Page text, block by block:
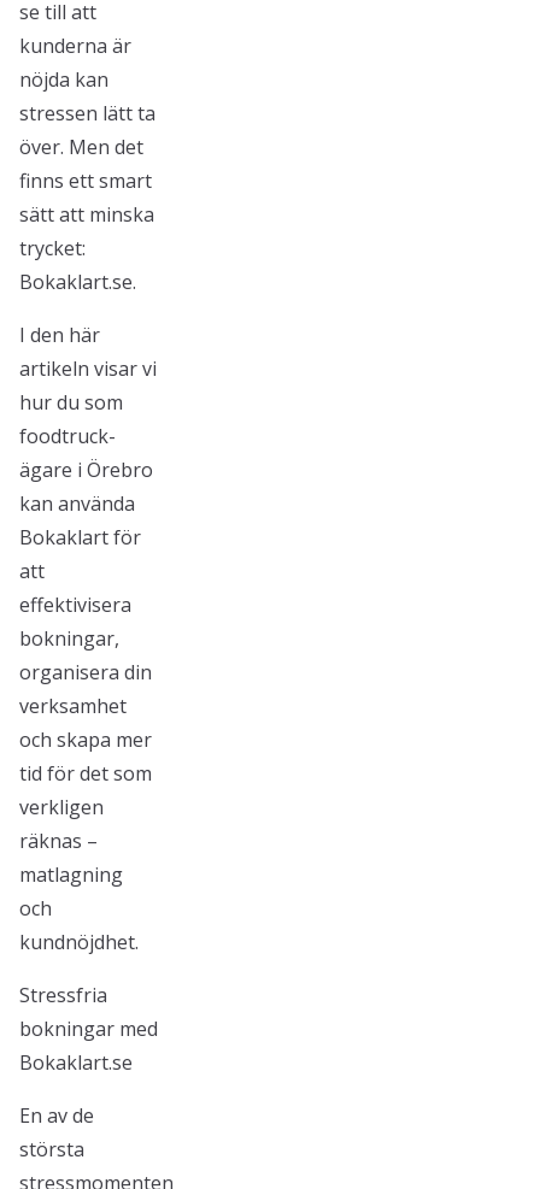
se till att
kunderna är
nöjda kan
stressen lätt ta
över. Men det
finns ett smart
sätt att minska
trycket:
Bokaklart.se.
I den här
artikeln visar vi
hur du som
foodtruck-
ägare i Örebro
kan använda
Bokaklart för
att
effektivisera
bokningar,
organisera din
verksamhet
och skapa mer
tid för det som
verkligen
räknas –
matlagning
och
kundnöjdhet.
Stressfria
bokningar med
Bokaklart.se
En av de
största
stressmomenten